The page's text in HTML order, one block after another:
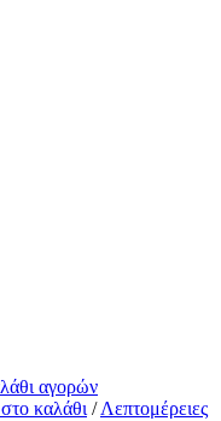
αγορών
καλάθι / Λεπτομέρειες